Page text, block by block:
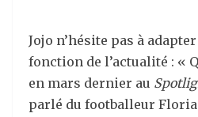
Jojo n’hésite pas à
fonction de l’actualité : «
en mars dernier au
parlé du footballeur